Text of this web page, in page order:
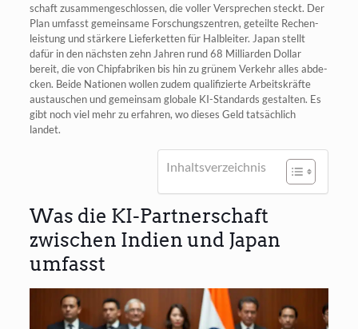
schaft zusam­men­ge­schlos­sen, die vol­ler Ver­spre­chen steckt. Der
Plan umfasst gemein­sa­me For­schungs­zen­tren, geteil­te Rechen­
leis­tung und stär­ke­re Lie­fer­ket­ten für Halb­lei­ter. Japan stellt
dafür in den nächs­ten zehn Jah­ren rund 68 Mil­li­ar­den Dol­lar
bereit, die von Chip­fa­bri­ken bis hin zu grü­nem Ver­kehr alles abde­
cken. Bei­de Natio­nen wol­len zudem qua­li­fi­zier­te Arbeits­kräf­te
aus­tau­schen und gemein­sam glo­ba­le KI-Stan­dards gestal­ten. Es
gibt noch viel mehr zu erfah­ren, wo die­ses Geld tat­säch­lich
landet.
Inhalts­ver­zeich­nis
Was die KI-Partnerschaft
zwischen Indien und Japan
umfasst